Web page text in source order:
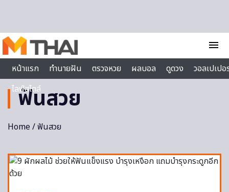
menu
หน้าแรก
ทำนายฝัน ตรวจหวย ผลบอล ดูดวง
วอลเปเป
ไลฟ์สไตล์
ฟันสวย
Home/ ฟันสวย